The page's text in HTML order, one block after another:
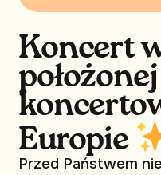
Koncert
Europie
Przed Państwem